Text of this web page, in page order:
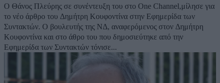
Ο Θάνος Πλεύρης σε συνέντευξη του στο One Channel,μίλησε για
το νέο άρθρο του Δημήτρη Κουφοντίνα στην Εφημερίδα των
Συντακτών. Ο βουλευτής της ΝΔ, αναφερόμενος στον Δημήτρη
Κουφοντίνα και στο άθρο του που δημοσιεύτηκε από την
Εφημερίδα των Συντακτών τόνισε...